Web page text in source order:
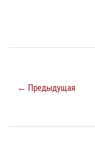
← Предыдущая